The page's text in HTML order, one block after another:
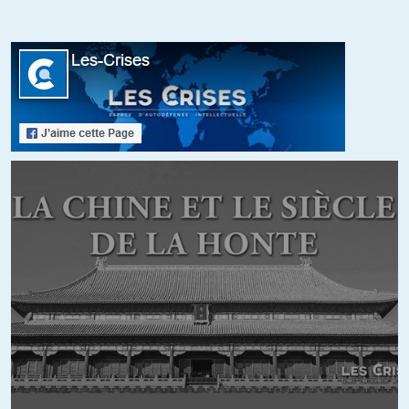
Lis l’entretien : ils y parlent de la mort de 4 dessinateurs.
C’est la photo qui est de 2011 et seulement elle. Donc s’il suit
l’actualité, il sait ce qui s’est passé en 2014.
+7
languedoc 30// 13.01.2015 à 17h33
Ils allaient très loin dans le blasphème, ce qui me faisait rire
étant athée, mais politiquement, ils étaient loin d’être les
anarchistes que je croyais. Leur prise de position sur l’Ukraine
était identique à celle du NO, de Libé, du Monde, de France
Culture, c’est dire…
+22